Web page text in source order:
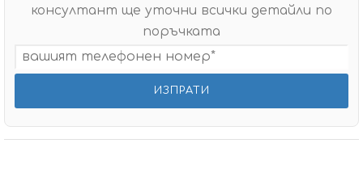
консултант ще уточни всички детайли по
поръчката